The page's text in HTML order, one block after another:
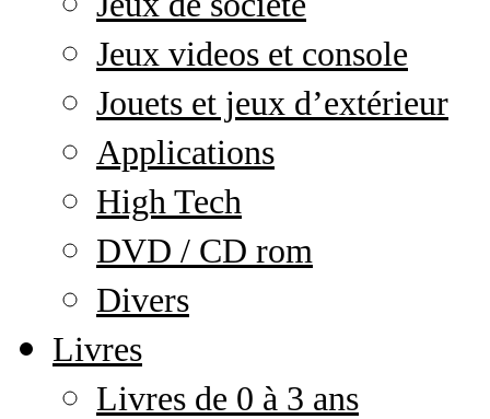
Jeux videos et console
Jouets et jeux d’extérieur
Applications
High Tech
DVD / CD rom
Divers
Livres
Livres de 0 à 3 ans